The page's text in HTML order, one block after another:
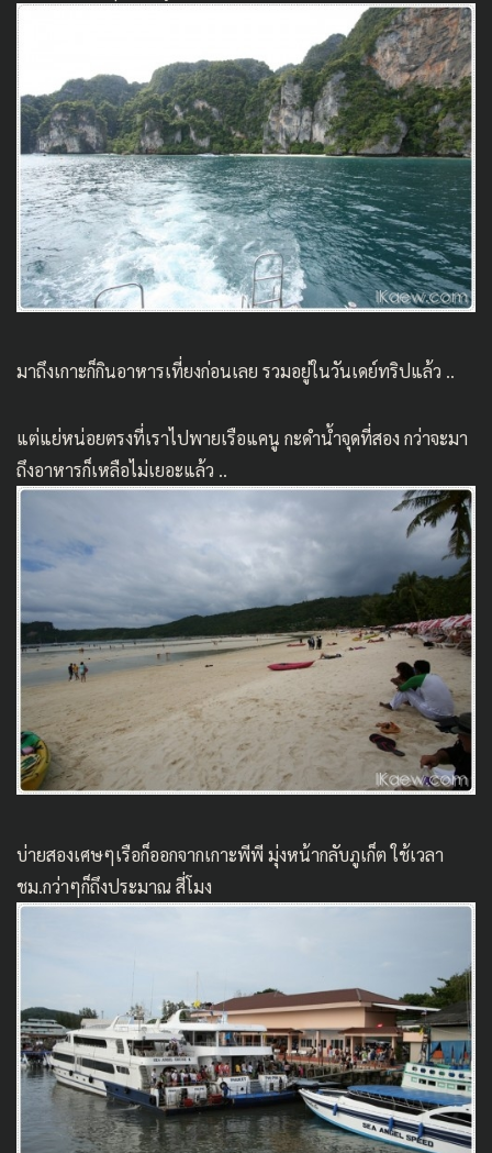
มาถึงเกาะก็กินอาหารเที่ยงก่อนเลย รวมอยู่ในวันเดย์ทริปแล้ว ..
แต่แย่หน่อยตรงที่เราไปพายเรือแคนู กะดำน้ำจุดที่สอง กว่าจะมา
ถึงอาหารก็เหลือไม่เยอะแล้ว ..
บ่ายสองเศษๆเรือก็ออกจากเกาะพีพี มุ่งหน้ากลับภูเก็ต ใช้เวลา
ชม.กว่าๆก็ถึงประมาณ สี่โมง